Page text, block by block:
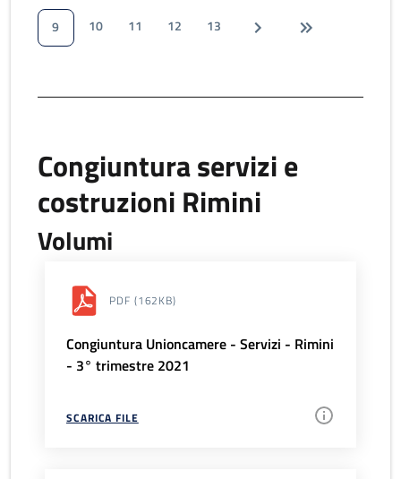
9
10 11 12 13
Congiuntura servizi e
costruzioni Rimini
Volumi
PDF (162KB)
Congiuntura Unioncamere - Servizi - Rimini
- 3° trimestre 2021
SCARICA FILE